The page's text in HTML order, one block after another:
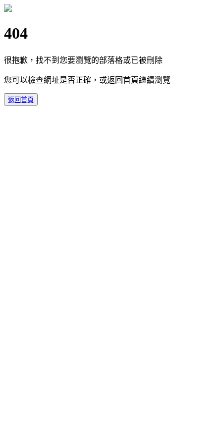
404
很抱歉，找不到您要瀏覽的部落格或已被刪除
您可以檢查網址是否正確，或返回首頁繼續瀏覽
返回首頁